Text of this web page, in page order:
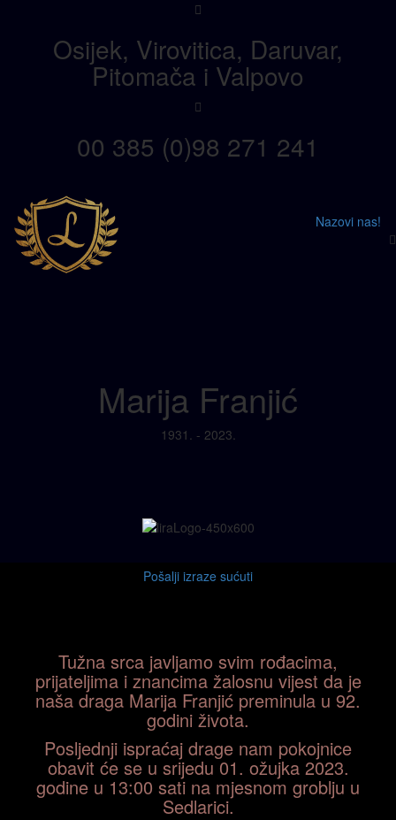
links
navigationOsijek, Virovitica, Daruvar,
Pitomača i Valpovo
00 385 (0)98 271 241
Nazovi nas!
Marija Franjić
1931. - 2023.
Pošalji izraze sućuti
Tužna srca javljamo svim rođacima,
prijateljima i znancima žalosnu vijest da je
naša draga Marija Franjić preminula u 92.
godini života.
Posljednji ispraćaj drage nam pokojnice
obavit će se u srijedu 01. ožujka 2023.
godine u 13:00 sati na mjesnom groblju u
Sedlarici.